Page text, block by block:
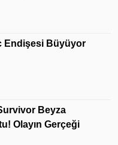
Endişesi Büyüyor
Beyza
Olayın Gerçeği